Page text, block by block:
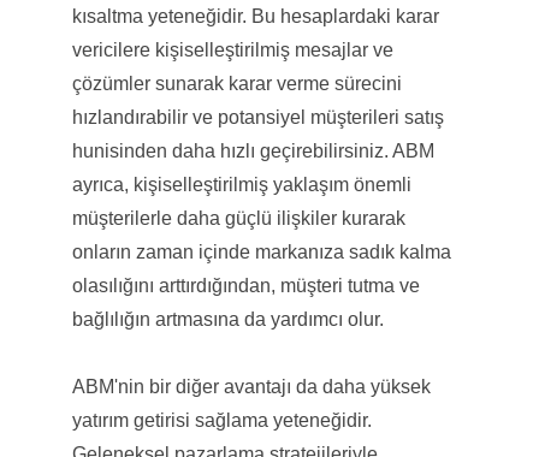
kısaltma yeteneğidir. Bu hesaplardaki karar
vericilere kişiselleştirilmiş mesajlar ve
çözümler sunarak karar verme sürecini
hızlandırabilir ve potansiyel müşterileri satış
hunisinden daha hızlı geçirebilirsiniz. ABM
ayrıca, kişiselleştirilmiş yaklaşım önemli
müşterilerle daha güçlü ilişkiler kurarak
onların zaman içinde markanıza sadık kalma
olasılığını arttırdığından, müşteri tutma ve
bağlılığın artmasına da yardımcı olur.
ABM'nin bir diğer avantajı da daha yüksek
yatırım getirisi sağlama yeteneğidir.